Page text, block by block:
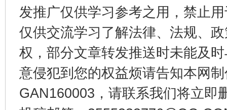
发推广仅供学习参考之用，禁止
仅供交流学习了解法律、法规、
权，部分文章转发推送时未能及
意侵犯到您的权益烦请告知本网
GAN160003，请联系我们将立即
东山县通报“牛蛙产品抗生素超标问题” 法